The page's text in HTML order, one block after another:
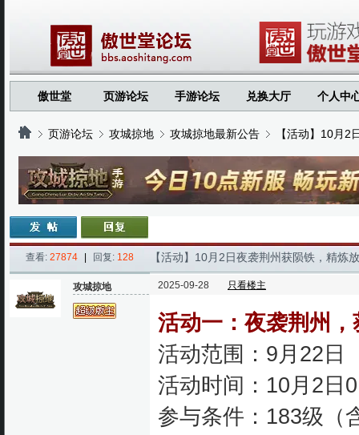
傲世堂 页游论坛 手游论坛 兑换大厅 个人中
›
页游论坛
›
攻城掠地
›
攻城掠地最新公告
›
【活动】10月2
查看: 27874 回复: 128 【活动】10月2日夜袭荆州获陨铁，精炼
攻城掠地 2025-09-28 只看楼主
活动一：夜袭荆州
活动范围：9月22日
活动时间：10月2日
参与条件：183级（